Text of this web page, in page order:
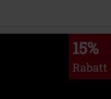
15%
Rabatt